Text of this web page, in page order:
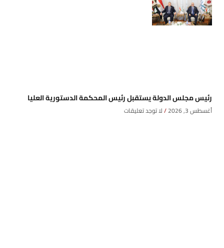
رئيس مجلس الدولة يستقبل رئيس المحكمة الدستورية العليا
أغسطس 3, 2026 لا توجد تعليقات